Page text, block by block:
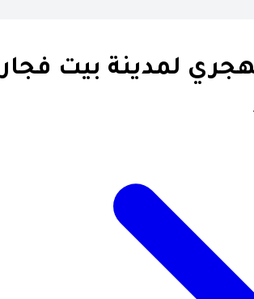
لمدينة بيت فجار